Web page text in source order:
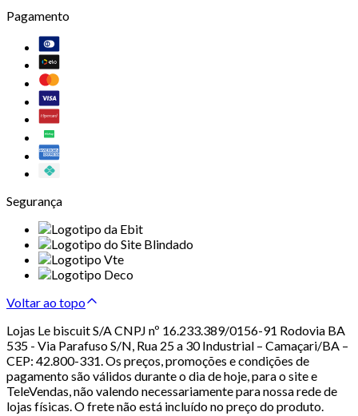
Pagamento
Segurança
Voltar ao topo
Lojas Le biscuit S/A CNPJ nº 16.233.389/0156-91 Rodovia BA
535 - Via Parafuso S/N, Rua 25 a 30 Industrial – Camaçari/BA –
CEP: 42.800-331. Os preços, promoções e condições de
pagamento são válidos durante o dia de hoje, para o site e
TeleVendas, não valendo necessariamente para nossa rede de
lojas físicas. O frete não está incluído no preço do produto.